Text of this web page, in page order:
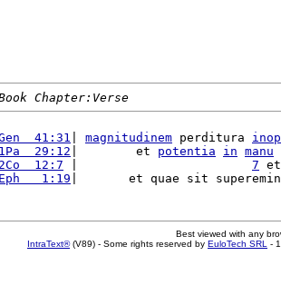
Chapter:Verse
41:31 magnitudinem perditura
1Pa  29:12 |        et potentia in manu
2Co  12:7 7
Eph   1:19 |       et quae sit
Best viewed with any
IntraText®(V89) - Some rights reserved by EuloTech SRL -